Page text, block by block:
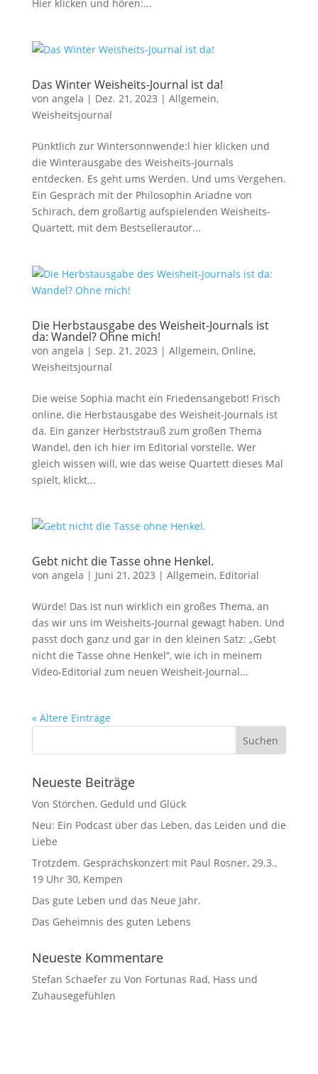
Hier klicken und hören:...
Das Winter Weisheits-Journal ist da!
von angela | Dez. 21, 2023 | Allgemein,
Weisheitsjournal
Pünktlich zur Wintersonnwende:l hier klicken und
die Winterausgabe des Weisheits-Journals
entdecken. Es geht ums Werden. Und ums Vergehen.
Ein Gespräch mit der Philosophin Ariadne von
Schirach, dem großartig aufspielenden Weisheits-
Quartett, mit dem Bestsellerautor...
Die Herbstausgabe des Weisheit-Journals ist
da: Wandel? Ohne mich!
von angela | Sep. 21, 2023 | Allgemein, Online,
Weisheitsjournal
Die weise Sophia macht ein Friedensangebot! Frisch
online, die Herbstausgabe des Weisheit-Journals ist
da. Ein ganzer Herbststrauß zum großen Thema
Wandel, den ich hier im Editorial vorstelle. Wer
gleich wissen will, wie das weise Quartett dieses Mal
spielt, klickt...
Gebt nicht die Tasse ohne Henkel.
von angela | Juni 21, 2023 | Allgemein, Editorial
Würde! Das ist nun wirklich ein großes Thema, an
das wir uns im Weisheits-Journal gewagt haben. Und
passt doch ganz und gar in den kleinen Satz: „Gebt
nicht die Tasse ohne Henkel“, wie ich in meinem
Video-Editorial zum neuen Weisheit-Journal...
« Ältere Einträge
Neueste Beiträge
Von Störchen, Geduld und Glück
Neu: Ein Podcast über das Leben, das Leiden und die
Liebe
Trotzdem. Gesprächskonzert mit Paul Rosner, 29.3.,
19 Uhr 30, Kempen
Das gute Leben und das Neue Jahr.
Das Geheimnis des guten Lebens
Neueste Kommentare
Stefan Schaeferzu Von Fortunas Rad, Hass und
Zuhausegefühlen